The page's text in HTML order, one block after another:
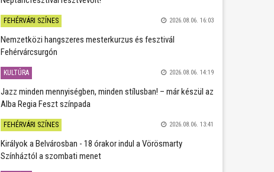
FEHÉRVÁRI SZÍNES 2026.08.06. 16:03
Nemzetközi hangszeres mesterkurzus és fesztivál
Fehérvárcsurgón
KULTÚRA 2026.08.06. 14:19
Jazz minden mennyiségben, minden stílusban! – már készül az
Alba Regia Feszt színpada
FEHÉRVÁRI SZÍNES 2026.08.06. 13:41
Királyok a Belvárosban - 18 órakor indul a Vörösmarty
Színháztól a szombati menet